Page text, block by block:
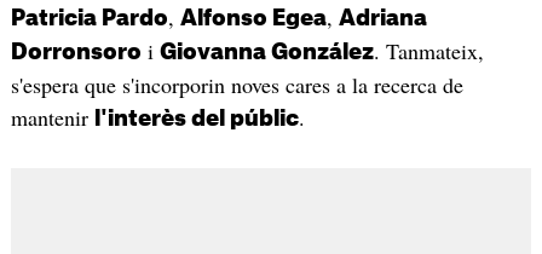
Patricia Pardo, Alfonso Egea, Adriana
Dorronsoro i Giovanna González. Tanmateix,
s'espera que s'incorporin noves cares a la recerca de
mantenir
l'interès del públic.